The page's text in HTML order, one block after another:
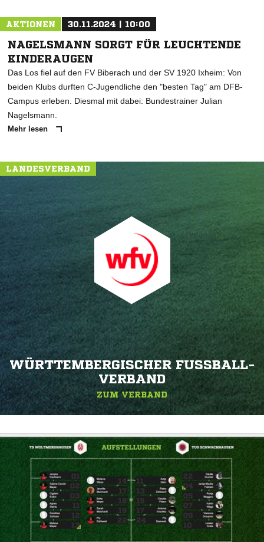
AKTIONEN 30.11.2024 | 10:00
NAGELSMANN SORGT FÜR LEUCHTENDE
KINDERAUGEN
Das Los fiel auf den FV Biberach und der SV 1920 Ixheim: Von
beiden Klubs durften C-Jugendliche den "besten Tag" am DFB-
Campus erleben. Diesmal mit dabei: Bundestrainer Julian
Nagelsmann.
Mehr lesen
LANDESVERBAND
WÜRTTEMBERGISCHER FUSSBALL-V
ERBAND
ZUM VERBAND